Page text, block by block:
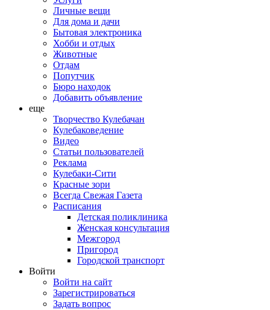
Личные вещи
Для дома и дачи
Бытовая электроника
Хобби и отдых
Животные
Отдам
Попутчик
Бюро находок
Добавить объявление
еще
Творчество Кулебачан
Кулебаковедение
Видео
Статьи пользователей
Реклама
Кулебаки-Сити
Красные зори
Всегда Свежая Газета
Расписания
Детская поликлиника
Женская консультация
Межгород
Пригород
Городской транспорт
Войти
Войти на сайт
Зарегистрироваться
Задать вопрос